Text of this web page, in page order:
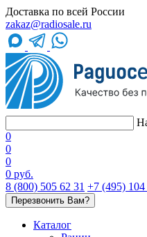
Доставка по всей России
zakaz@radiosale.ru
0
0
0
0 руб.
8 (800) 505 62 31 +7 (495)
Перезвонить Вам?
Каталог